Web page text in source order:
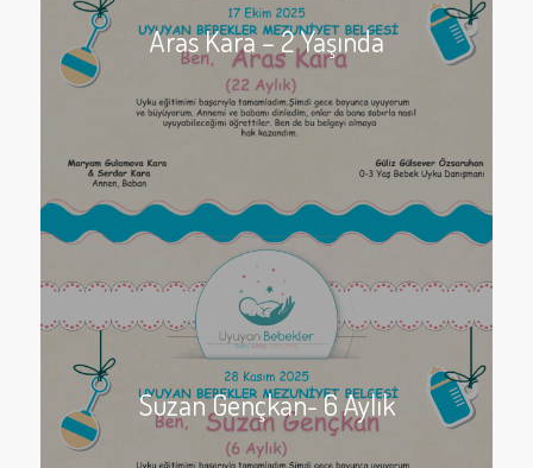
Aras Kara – 2 Yaşında
Suzan Gençkan- 6 Aylık